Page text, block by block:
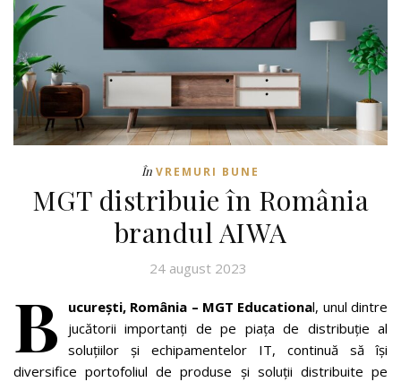
În VREMURI BUNE
MGT distribuie în România
brandul AIWA
24 august 2023
B ucurești, România – MGT Educational, unul dintre
jucătorii importanţi de pe piaţa de distribuţie al
soluţiilor şi echipamentelor IT, continuă să își
diversifice portofoliul de produse și soluții distribuite pe